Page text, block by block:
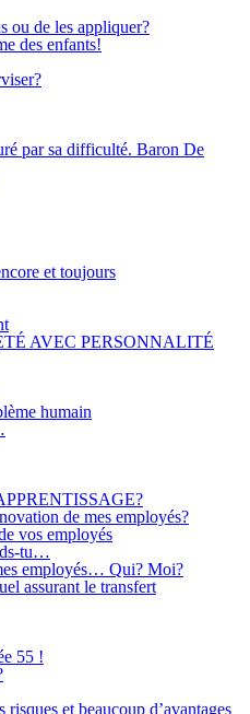
ou de les appliquer?
des enfants!
par sa difficulté. Baron De
et toujours
AVEC PERSONNALITÉ
humain
de mes employés?
vos employés
tu…
employés… Qui? Moi?
assurant le transfert
55 !
et beaucoup d’avantages